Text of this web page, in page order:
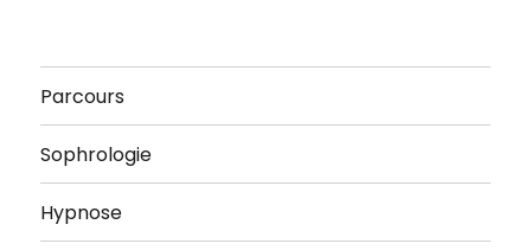
Parcours
Sophrologie
Hypnose